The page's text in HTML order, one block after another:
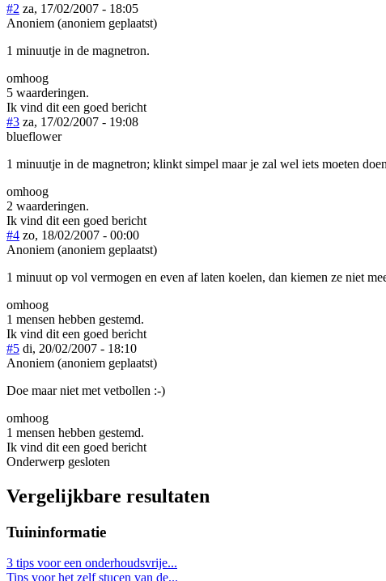
#2 za, 17/02/2007 - 18:05
Anoniem (anoniem geplaatst)
1 minuutje in de magnetron.
omhoog
5 waarderingen.
Ik vind dit een goed bericht
#3 za, 17/02/2007 - 19:08
blueflower
1 minuutje in de magnetron; klinkt simpel maar je zal wel iets moeten
omhoog
2 waarderingen.
Ik vind dit een goed bericht
#4 zo, 18/02/2007 - 00:00
Anoniem (anoniem geplaatst)
1 minuut op vol vermogen en even af laten koelen, dan kiemen ze niet
omhoog
1 mensen hebben gestemd.
Ik vind dit een goed bericht
#5 di, 20/02/2007 - 18:10
Anoniem (anoniem geplaatst)
Doe maar niet met vetbollen :-)
omhoog
1 mensen hebben gestemd.
Ik vind dit een goed bericht
Onderwerp gesloten
Vergelijkbare resultaten
Tuininformatie
3 tips voor een onderhoudsvrije...
Tips voor het zelf stucen van de...